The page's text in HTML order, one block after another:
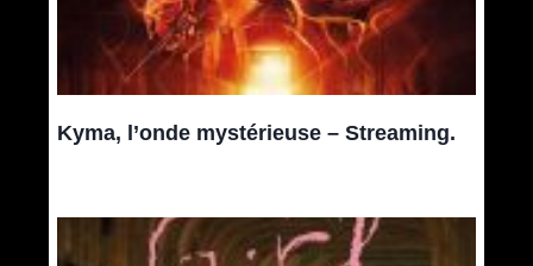
Kyma, l’onde mystérieuse – Streaming.